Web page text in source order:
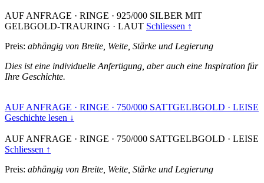
AUF ANFRAGE · RINGE · 925/000 SILBER MIT
GELBGOLD-TRAURING · LAUT Schliessen ↑
Preis: abhängig von Breite, Weite, Stärke und Legierung
Dies ist eine individuelle Anfertigung, aber auch eine Inspiration für
Ihre Geschichte.
AUF ANFRAGE · RINGE · 750/000 SATTGELBGOLD · LEISE
Geschichte lesen ↓
AUF ANFRAGE · RINGE · 750/000 SATTGELBGOLD · LEISE
Schliessen ↑
Preis: abhängig von Breite, Weite, Stärke und Legierung